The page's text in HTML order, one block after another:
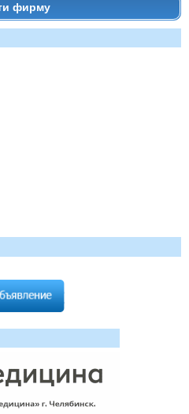
фирму